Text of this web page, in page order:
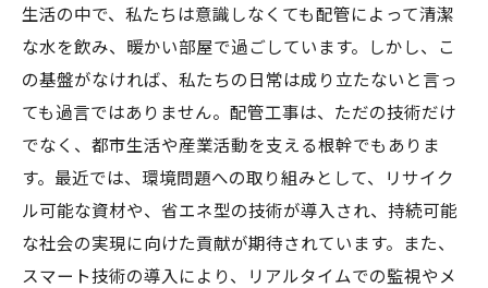
生活の中で、私たちは意識しなくても配管によって清潔
な水を飲み、暖かい部屋で過ごしています。しかし、こ
の基盤がなければ、私たちの日常は成り立たないと言っ
ても過言ではありません。配管工事は、ただの技術だけ
でなく、都市生活や産業活動を支える根幹でもありま
す。最近では、環境問題への取り組みとして、リサイク
ル可能な資材や、省エネ型の技術が導入され、持続可能
な社会の実現に向けた貢献が期待されています。また、
スマート技術の導入により、リアルタイムでの監視やメ